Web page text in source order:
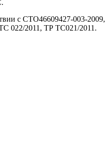
с СТО46609427-003-2009,
022/2011, ТР ТС021/2011.